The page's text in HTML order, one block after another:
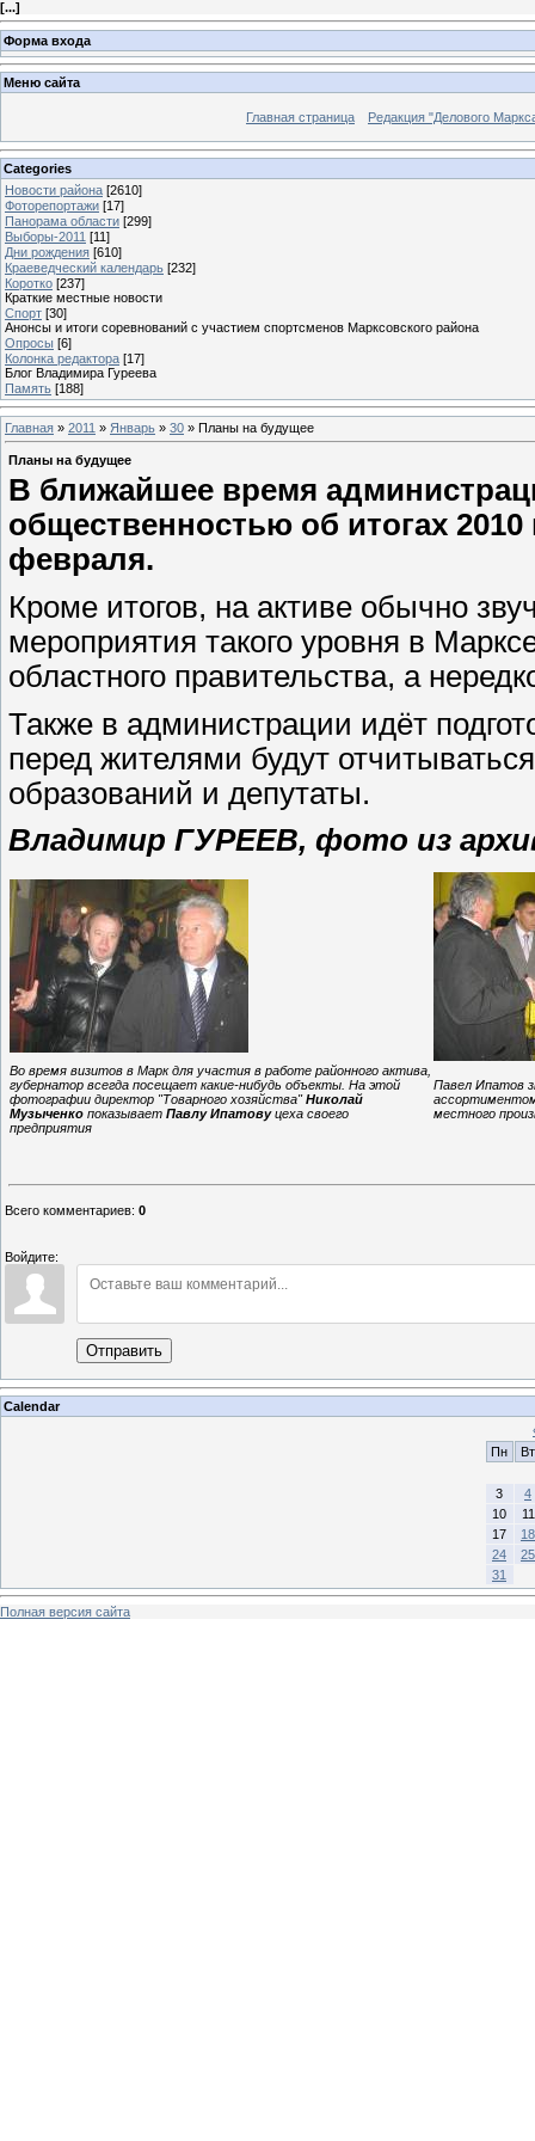
[...]
Форма входа
Меню сайта
Главная страница Редакция "Делового
Categories
Новости района [2610]
Фоторепортажи [17]
Панорама области [299]
Выборы-2011 [11]
Дни рождения [610]
Краеведческий календарь [232]
Коротко [237]
Краткие местные новости
Спорт [30]
Анонсы и итоги соревнований с участием спортсменов Марксовского района
Опросы [6]
Колонка редактора [17]
Блог Владимира Гуреева
Память [188]
Главная » 2011 » Январь » 30 » Планы на будущее
Планы на будущее
В ближайшее время
общественностью об итогах
февраля.
Кроме итогов, на активе обычно
мероприятия такого уровня в
областного правительства, а
Также в администрации идёт
перед жителями будут
образований и депутаты.
Владимир ГУРЕЕВ, фото из
Во время визитов в Марк для участия в работе районного актива,
губернатор всегда посещает какие-нибудь объекты. На этой
фотографии директор "Товарного хозяйства"Николай
Музыченко показывает Павлу Ипатовуцеха своего
предприятия
Павел Ипатов
местного
Всего комментариев: 0
Войдите:
Отправить
Calendar
Пн
Вт
3
4
10
11
17
18
24
25
31
Полная версия сайта